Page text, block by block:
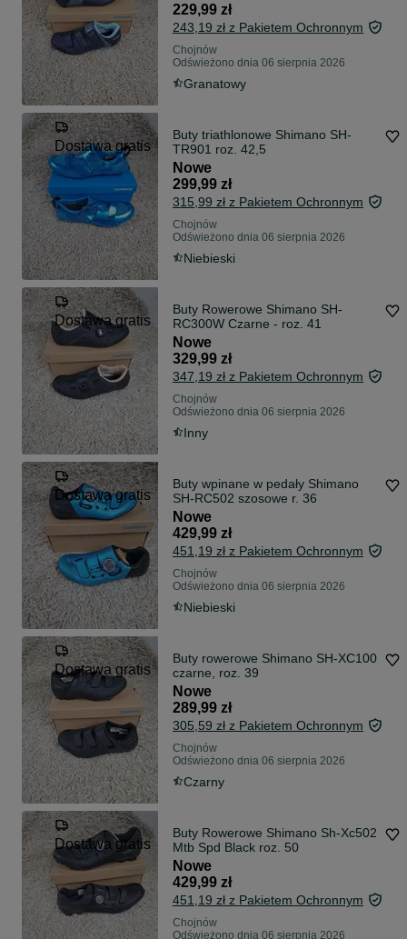
229,99 zł
243,19 zł z Pakietem Ochronnym
Chojnów
Odświeżono dnia 06 sierpnia 2026
Granatowy
Dostawa gratis
Buty triathlonowe Shimano SH-
TR901 roz. 42,5
Nowe
299,99 zł
315,99 zł z Pakietem Ochronnym
Chojnów
Odświeżono dnia 06 sierpnia 2026
Niebieski
Dostawa gratis
Buty Rowerowe Shimano SH-
RC300W Czarne - roz. 41
Nowe
329,99 zł
347,19 zł z Pakietem Ochronnym
Chojnów
Odświeżono dnia 06 sierpnia 2026
Inny
Dostawa gratis
Buty wpinane w pedały Shimano
SH-RC502 szosowe r. 36
Nowe
429,99 zł
451,19 zł z Pakietem Ochronnym
Chojnów
Odświeżono dnia 06 sierpnia 2026
Niebieski
Dostawa gratis
Buty rowerowe Shimano SH-XC100
czarne, roz. 39
Nowe
289,99 zł
305,59 zł z Pakietem Ochronnym
Chojnów
Odświeżono dnia 06 sierpnia 2026
Czarny
Dostawa gratis
Buty Rowerowe Shimano Sh-Xc502
Mtb Spd Black roz. 50
Nowe
429,99 zł
451,19 zł z Pakietem Ochronnym
Chojnów
Odświeżono dnia 06 sierpnia 2026